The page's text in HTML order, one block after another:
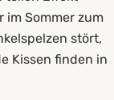
im Sommer zum
stört,
Kissen finden in